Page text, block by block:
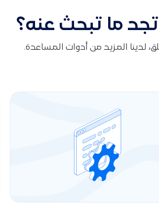
ما تبحث عنه؟
لدينا المزيد من أدوات المساعدة.